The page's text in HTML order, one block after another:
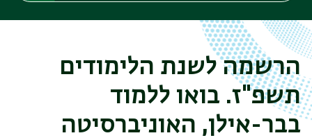
הרשמה לשנת הלימודים
תשפ"ז. בואו ללמוד
בבר-אילן, האוניברסיטה